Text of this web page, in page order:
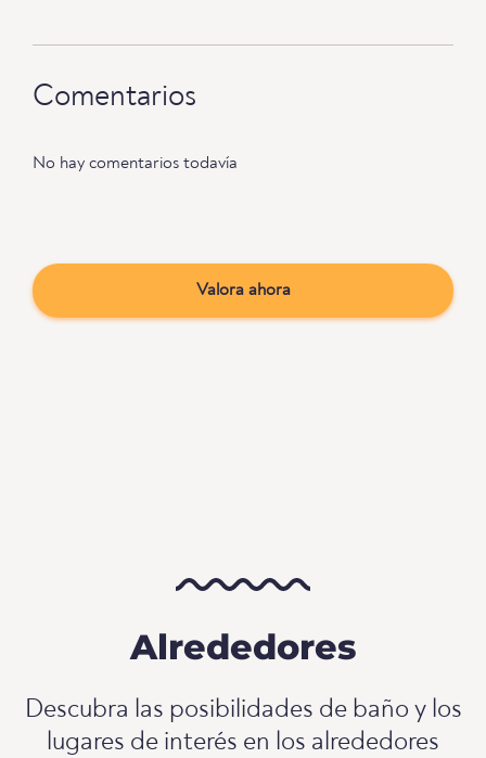
Comentarios
No hay comentarios todavía
Valora ahora
Alrededores
Descubra las posibilidades de baño y los
lugares de interés en los alrededores